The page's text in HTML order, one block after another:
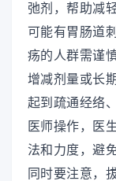
弛剂，帮助减
可能有胃肠道
疡的人群需谨
增减剂量或长
起到疏通经络
医师操作，医
法和力度，避
同时要注意，